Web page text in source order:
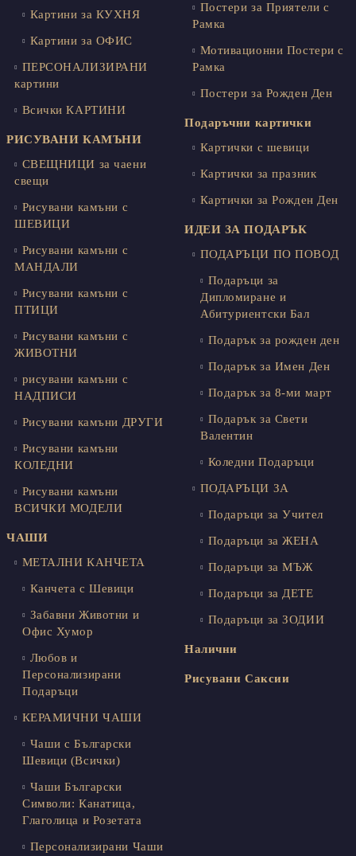
Картини за КУХНЯ
Картини за ОФИС
ПЕРСОНАЛИЗИРАНИ
картини
Всички КАРТИНИ
РИСУВАНИ КАМЪНИ
СВЕЩНИЦИ за чаени
свещи
Рисувани камъни с
ШЕВИЦИ
Рисувани камъни с
МАНДАЛИ
Рисувани камъни с
ПТИЦИ
Рисувани камъни с
ЖИВОТНИ
рисувани камъни с
НАДПИСИ
Рисувани камъни ДРУГИ
Рисувани камъни
КОЛЕДНИ
Рисувани камъни
ВСИЧКИ МОДЕЛИ
ЧАШИ
МЕТАЛНИ КАНЧЕТА
Канчета с Шевици
Забавни Животни и
Офис Хумор
Любов и
Персонализирани
Подаръци
КЕРАМИЧНИ ЧАШИ
Чаши с Български
Шевици (Всички)
Чаши Български
Символи: Канатица,
Глаголица и Розетата
Персонализирани Чаши
Постери за Приятели с
Рамка
Мотивационни Постери с
Рамка
Постери за Рожден Ден
Подаръчни картички
Картички с шевици
Картички за празник
Картички за Рожден Ден
ИДЕИ ЗА ПОДАРЪК
ПОДАРЪЦИ ПО ПОВОД
Подаръци за
Дипломиране и
Абитуриентски Бал
Подарък за рожден ден
Подарък за Имен Ден
Подарък за 8-ми март
Подарък за Свети
Валентин
Коледни Подаръци
ПОДАРЪЦИ ЗА
Подаръци за Учител
Подаръци за ЖЕНА
Подаръци за МЪЖ
Подаръци за ДЕТЕ
Подаръци за ЗОДИИ
Налични
Рисувани Саксии